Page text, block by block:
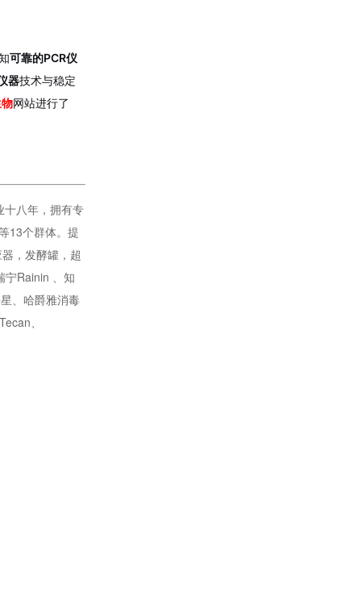
可靠的PCR仪
器技术与稳定
网站进行了
十八年，拥有专
13个群体。提
，发酵罐，超
宁Rainin 、知
、哈爵雅消毒
、